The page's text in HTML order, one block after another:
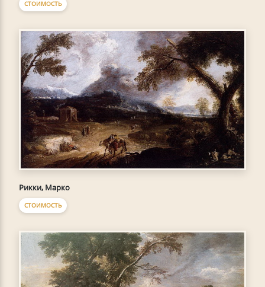
СТОИМОСТЬ
Рикки, Марко
СТОИМОСТЬ